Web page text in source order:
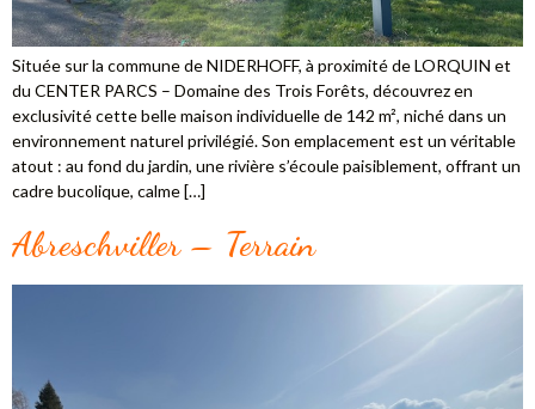
Située sur la commune de NIDERHOFF, à proximité de LORQUIN et
du CENTER PARCS – Domaine des Trois Forêts, découvrez en
exclusivité cette belle maison individuelle de 142 m², niché dans un
environnement naturel privilégié. Son emplacement est un véritable
atout : au fond du jardin, une rivière s’écoule paisiblement, offrant un
cadre bucolique, calme […]
Abreschviller – Terrain